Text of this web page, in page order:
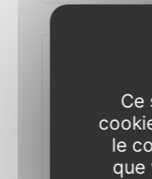
Ce
le
que